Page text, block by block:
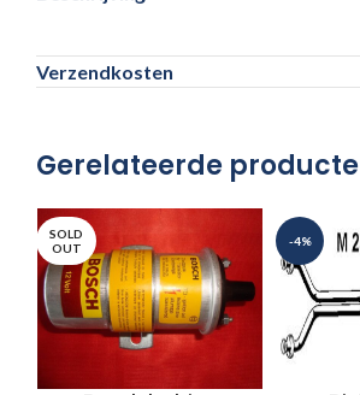
Verzendkosten
Gerelateerde
SOLD
OUT
-4%